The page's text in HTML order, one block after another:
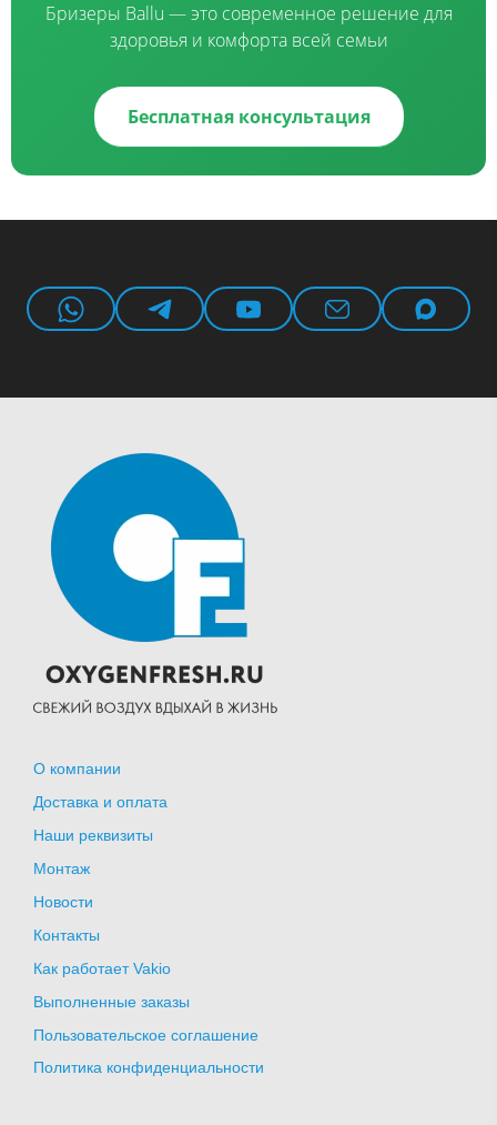
Бризеры Ballu — это современное решение для
здоровья и комфорта всей семьи
Бесплатная консультация
О компании
Доставка и оплата
Наши реквизиты
Монтаж
Новости
Контакты
Как работает Vakio
Выполненные заказы
Пользовательское соглашение
Политика конфиденциальности